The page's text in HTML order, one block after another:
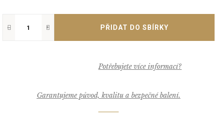
+
−
Garantujeme původ, kvalitu a bezpečné balení.